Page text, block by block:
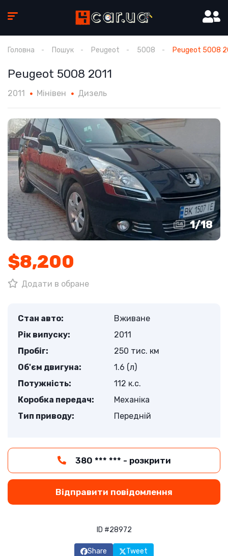
Головна Пошук Peugeot 5008 Peugeot 5008
Peugeot 5008 2011
2011 Мінівен Дизель
1/18
$8,200
Додати в обране
Стан авто:
Вживане
Рік випуску:
2011
Пробіг:
250 тис. км
Об'єм двигуна:
1.6 (л)
Потужність:
112 к.с.
Коробка передач:
Механіка
Тип приводу:
Передній
380 *** *** - розкрити
Відправити повідомлення
ID #28972
Share Tweet